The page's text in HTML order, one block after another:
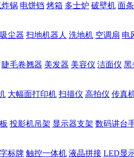
炸锅 电饼铛 烤箱 多士炉 破壁机 面
吸尘器 扫地机器人 洗地机 空调扇 电
睫毛卷翘器 美发器 美容仪 洁面仪 黑
大幅面打印机 扫描仪 高拍仪 传真
投影机吊架 显示器支架 数码讲台
标牌 触控一体机 液晶拼接 LED显